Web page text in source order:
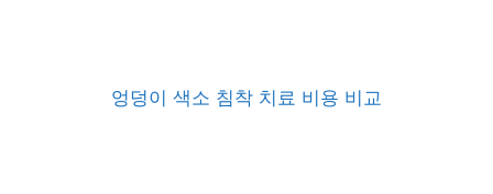
엉덩이 색소 침착 치료 비용 비교